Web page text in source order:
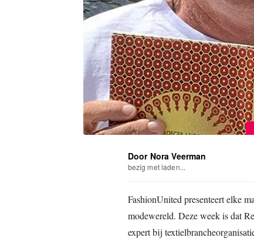
Door Nora Veerman
bezig met laden...
FashionUnited presenteert elke
modewereld. Deze week is dat
expert bij